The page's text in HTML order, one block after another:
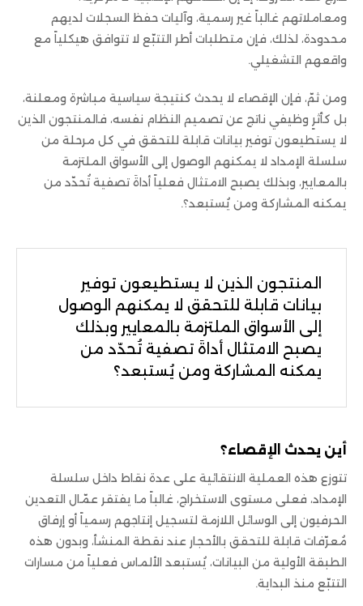
ومعاملاتهم غالباً غير رسمية، وآليات حفظ السجلات لديهم
محدودة، لذلك، فإن متطلبات أطر التتبّع لا تتوافق هيكلياً مع
واقعهم التشغيلي.
ومن ثمّ، فإن الإقصاء لا يحدث كنتيجة سياسية مباشرة ومعلنة،
بل كأثرٍ وظيفي ناتج عن تصميم النظام نفسه، فالمنتجون الذين
لا يستطيعون توفير بيانات قابلة للتحقق في كل مرحلة من
سلسلة الإمداد لا يمكنهم الوصول إلى الأسواق الملتزمة
بالمعايير، وبذلك يصبح الامتثال فعلياً أداةَ تصفية تُحدّد من
يمكنه المشاركة ومن يُستبعد؟.
المنتجون الذين لا يستطيعون توفير
بيانات قابلة للتحقق لا يمكنهم الوصول
إلى الأسواق الملتزمة بالمعايير وبذلك
يصبح الامتثال أداةَ تصفية تُحدّد من
يمكنه المشاركة ومن يُستبعد؟
أين يحدث الإقصاء؟
تتوزع هذه العملية الانتقائية على عدة نقاط داخل سلسلة
الإمداد، فعلى مستوى الاستخراج، غالباً ما يفتقر عمّال التعدين
الحرفيون إلى الوسائل اللازمة لتسجيل إنتاجهم رسمياً أو إرفاق
مُعرّفات قابلة للتحقق بالأحجار عند نقطة المنشأ، وبدون هذه
الطبقة الأولية من البيانات، يُستبعد الألماس فعلياً من مسارات
التتبّع منذ البداية.